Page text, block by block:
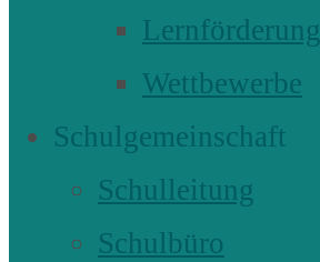
Lernförderung
Wettbewerbe
Schulgemeinschaft
Schulleitung
Schulbüro